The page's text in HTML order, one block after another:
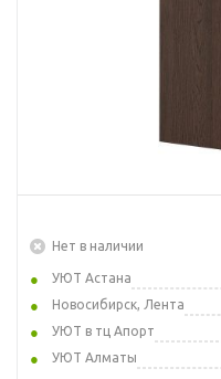
Нет в наличии
УЮТ Астана
Новосибирск, Лента
УЮТ в тц Апорт
УЮТ Алматы